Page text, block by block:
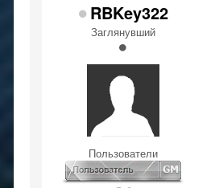
RBKey322
Заглянувший
Пользователи